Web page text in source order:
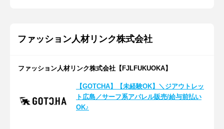
ファッション人材リンク株式会社
ファッション人材リンク株式会社【FJLFUKUOKA】
【GOTCHA】【未経験OK】＼ジアウトレッ
ト広島／サーフ系アパレル販売/給与前払い
OK♪